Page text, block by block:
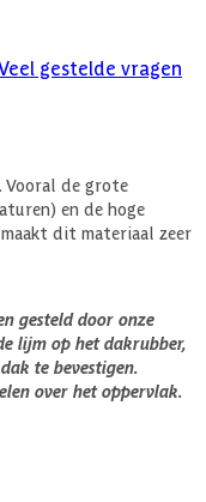
gestelde vragen
Vooral de grote
en de hoge
dit materiaal zeer
gesteld door onze
lijm op het dakrubber,
te bevestigen.
over het oppervlak.